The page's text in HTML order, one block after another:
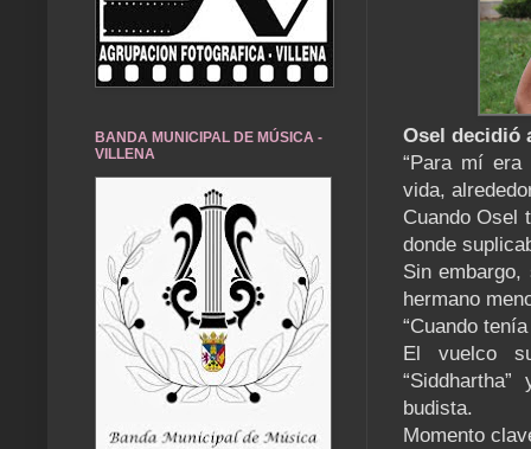
Osel decidió
“Para mí era
vida,
Cuando Osel
donde
Sin
hermano
“Cuando
El vuelco
budista.
Momento
BANDA MUNICIPAL DE MÚSICA -
VILLENA